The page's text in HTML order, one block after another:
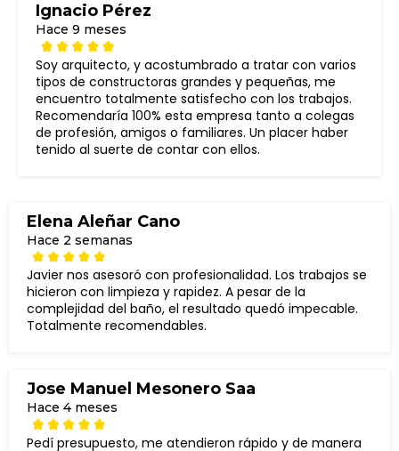
Ignacio Pérez
Hace 9 meses
Soy arquitecto, y acostumbrado a tratar con varios
tipos de constructoras grandes y pequeñas, me
encuentro totalmente satisfecho con los trabajos.
Recomendaría 100% esta empresa tanto a colegas
de profesión, amigos o familiares. Un placer haber
tenido al suerte de contar con ellos.
Elena Aleñar Cano
Hace 2 semanas
Javier nos asesoró con profesionalidad. Los trabajos se
hicieron con limpieza y rapidez. A pesar de la
complejidad del baño, el resultado quedó impecable.
Totalmente recomendables.
Jose Manuel Mesonero Saa
Hace 4 meses
Pedí presupuesto, me atendieron rápido y de manera